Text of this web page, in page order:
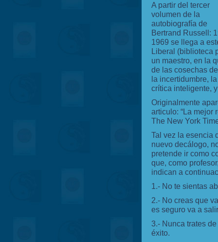
A partir del tercer
volumen de la
autobiografía de
Bertrand Russell:
1969 se llega a
Liberal (biblioteca
un maestro, en la
de las cosechas
la incertidumbre,
crítica inteligente,
Originalmente
articulo: “La mejor
The New York
Tal vez la esencia
nuevo decálogo,
pretende ir como
que, como
indican a
1.- No te sientas
2.- No creas que
es seguro va a
3.- Nunca trates
éxito.